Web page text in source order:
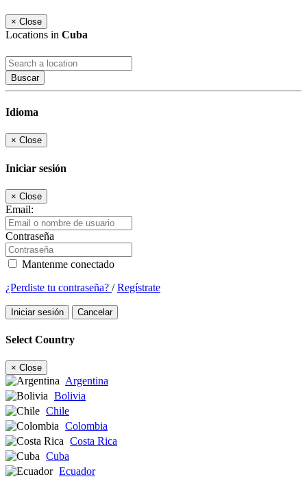
× Close
Locations in Cuba
Buscar
Idioma
× Close
Iniciar sesión
× Close
Email:
Contraseña
Mantenme conectado
¿Perdiste tu contraseña? /Regístrate
Iniciar sesión Cancelar
Select Country
× Close
Argentina
Bolivia
Chile
Colombia
Costa Rica
Cuba
Ecuador